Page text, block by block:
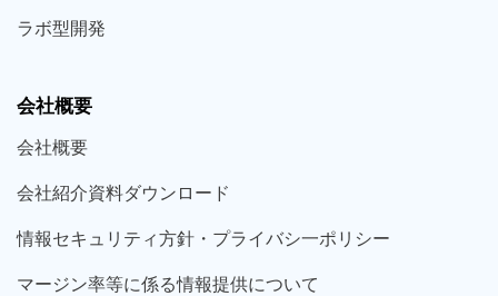
ラボ型開発
会社概要
会社概要
会社紹介資料ダウンロード
情報セキュリティ方針・プライバシ一ポリシー
マージン率等に係る情報提供について